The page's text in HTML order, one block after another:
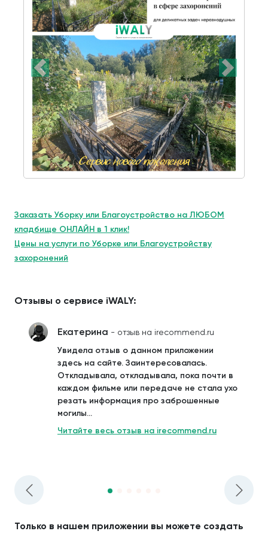
Заказать Уборку или Благоустройство на ЛЮБОМ
кладбище ОНЛАЙН в 1 клик!
Цены на услуги по Уборке или Благоустройству
захоронений
Отзывы о сервисе iWALY:
Екатерина - отзыв на irecommend.ru
Увидела отзыв о данном приложении
здесь на сайте. Заинтересовалась.
Откладывала, откладывала, пока почти в
каждом фильме или передаче не стала ухо
резать информация про заброшенные
могилы...
Читайте весь отзыв на irecommend.ru
Только в нашем приложении вы можете создать